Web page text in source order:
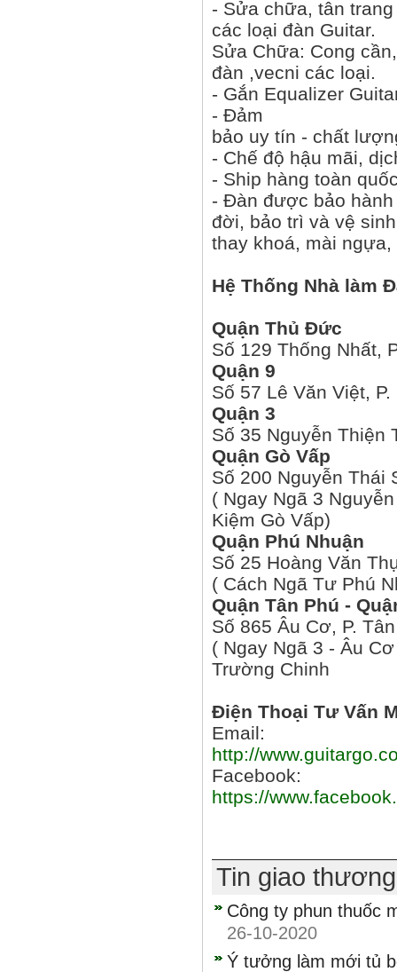
- Sửa chữa, tân
các loại đàn Guitar.
Sửa Chữa: Cong
đàn ,vecni các loại.
- Gắn Equalizer
- Đảm
bảo uy tín - chất
- Chế độ hậu mãi,
- Ship hàng toàn
- Đàn được bảo hành
đời, bảo trì và vệ
thay khoá, mài
Hệ Thống Nhà làm
Quận Thủ Đức
Số 129 Thống Nhất,
Quận 9
Số 57 Lê Văn Việt,
Quận 3
Số 35 Nguyễn Thiện
Quận Gò Vấp
Số 200 Nguyễn Thái
( Ngay Ngã 3
Kiệm Gò Vấp)
Quận Phú Nhuận
Số 25 Hoàng Văn
( Cách Ngã Tư Phú
Quận Tân Phú -
Số 865 Âu Cơ, P.
( Ngay Ngã 3 - Âu
Trường Chinh
Điện Thoại Tư Vấn
Email:
http://
Facebook:
https://
Tin giao
Công ty phun thuốc
26-10-2020
Ý tưởng làm mới tủ